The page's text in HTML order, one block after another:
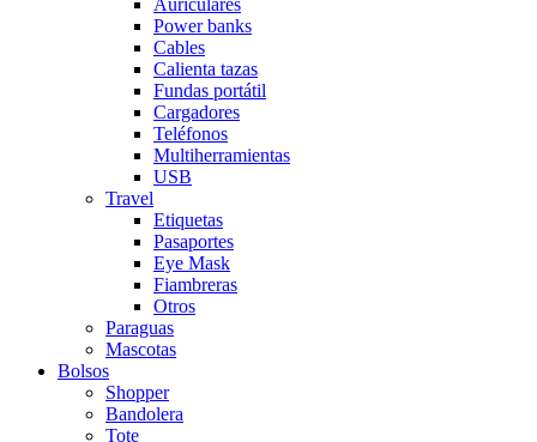
Power banks
Cables
Calienta tazas
Fundas portátil
Cargadores
Teléfonos
Multiherramientas
USB
Travel
Etiquetas
Pasaportes
Eye Mask
Fiambreras
Otros
Paraguas
Mascotas
Bolsos
Shopper
Bandolera
Tote